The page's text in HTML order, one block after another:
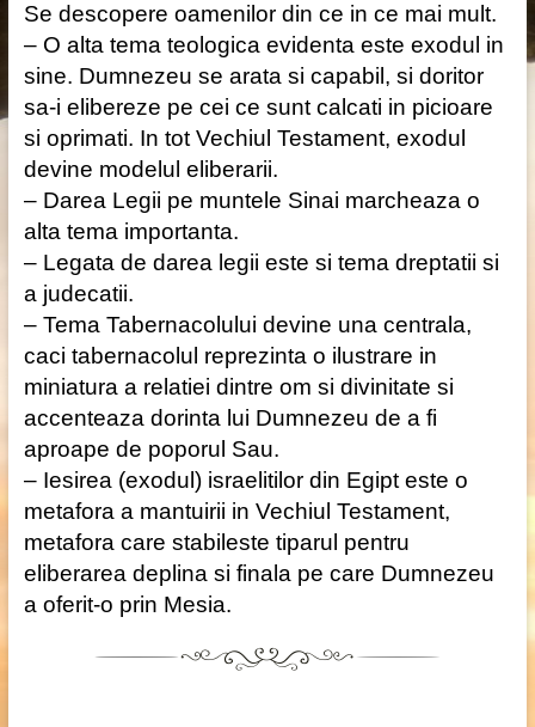
Se descopere oamenilor din ce in ce mai mult.
– O alta tema teologica evidenta este exodul in
sine. Dumnezeu se arata si capabil, si doritor
sa-i elibereze pe cei ce sunt calcati in picioare
si oprimati. In tot Vechiul Testament, exodul
devine modelul eliberarii.
– Darea Legii pe muntele Sinai marcheaza o
alta tema importanta.
– Legata de darea legii este si tema dreptatii si
a judecatii.
– Tema Tabernacolului devine una centrala,
caci tabernacolul reprezinta o ilustrare in
miniatura a relatiei dintre om si divinitate si
accenteaza dorinta lui Dumnezeu de a fi
aproape de poporul Sau.
– Iesirea (exodul) israelitilor din Egipt este o
metafora a mantuirii in Vechiul Testament,
metafora care stabileste tiparul pentru
eliberarea deplina si finala pe care Dumnezeu
a oferit-o prin Mesia.